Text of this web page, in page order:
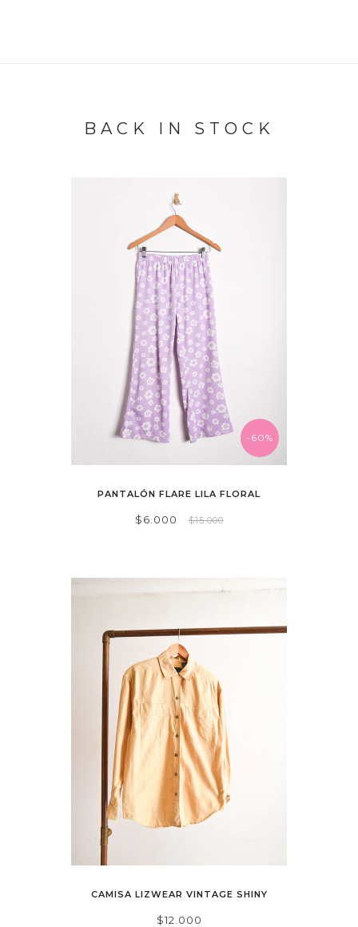
BACK IN STOCK
-60%
PANTALÓN FLARE LILA FLORAL
$6.000 $15.000
CAMISA LIZWEAR VINTAGE SHINY
$12.000